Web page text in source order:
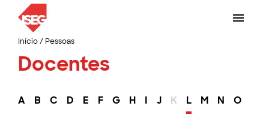
Início/ Pessoas
Docentes
A B C D E F G H I J K L M N O